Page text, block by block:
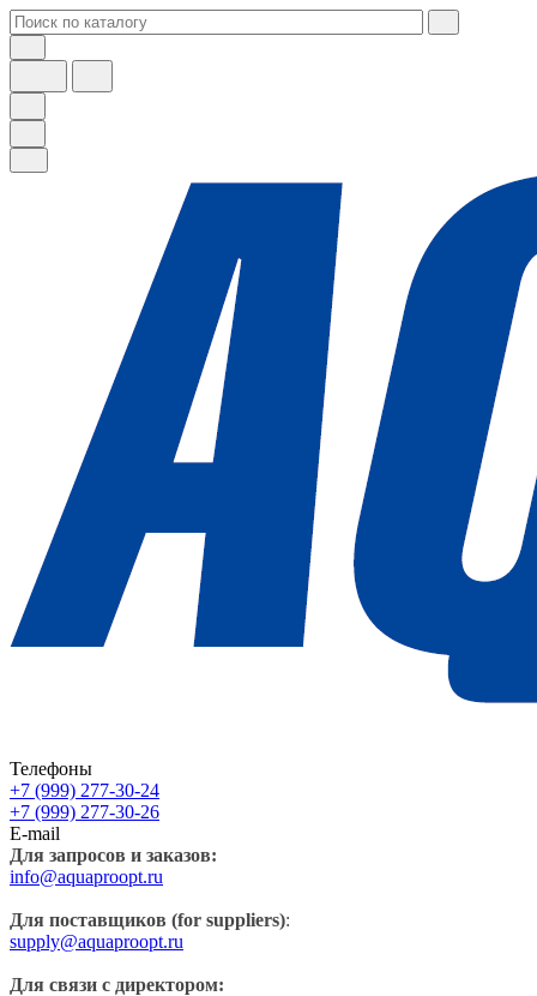
Телефоны
+7 (999) 277-30-24
+7 (999) 277-30-26
E-mail
Для запросов и заказов:
info@aquaproopt.ru
Для поставщиков (for suppliers):
supply@aquaproopt.ru
Для связи с директором: